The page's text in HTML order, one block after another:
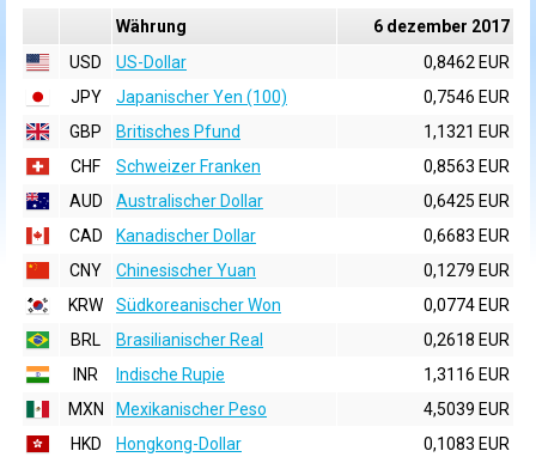
Währung
6 dezember 2017
USD
US-Dollar
0,8462 EUR
JPY
Japanischer Yen (100)
0,7546 EUR
GBP
Britisches Pfund
1,1321 EUR
CHF
Schweizer Franken
0,8563 EUR
AUD
Australischer Dollar
0,6425 EUR
CAD
Kanadischer Dollar
0,6683 EUR
CNY
Chinesischer Yuan
0,1279 EUR
KRW
Südkoreanischer Won
0,0774 EUR
BRL
Brasilianischer Real
0,2618 EUR
INR
Indische Rupie
1,3116 EUR
MXN
Mexikanischer Peso
4,5039 EUR
HKD
Hongkong-Dollar
0,1083 EUR